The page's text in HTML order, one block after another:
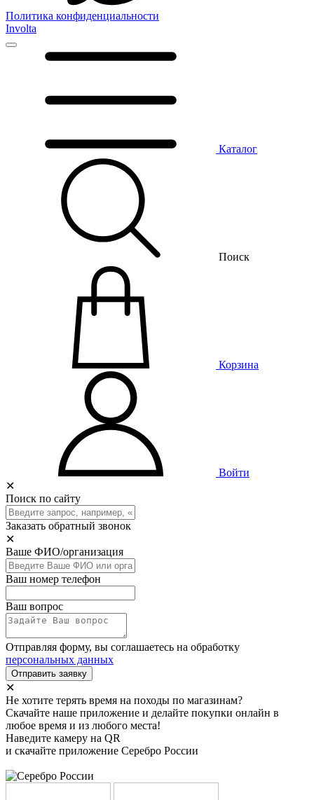
Политика конфиденциальности
Involta
Каталог
Поиск
Корзина
Войти
✕
Поиск по сайту
Заказать обратный звонок
✕
Ваше ФИО/организация
Ваш номер телефон
Ваш вопрос
Отправляя форму, вы соглашаетесь на обработку
персональных данных
Отправить заявку
✕
Не хотите терять время на походы по магазинам?
Скачайте наше приложение и делайте покупки онлайн в
любое время и из любого места!
Наведите камеру на QR
и скачайте приложение Серебро России